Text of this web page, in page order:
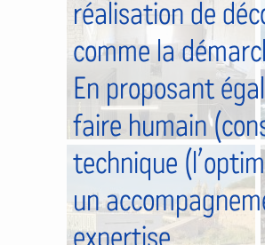
réalisation de
comme la
En proposant
faire humain
technique
un